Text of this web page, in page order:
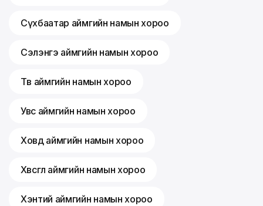
Сүхбаатар аймгийн намын хороо
Сэлэнгэ аймгийн намын хороо
Төв аймгийн намын хороо
Увс аймгийн намын хороо
Ховд аймгийн намын хороо
Хөвсгөл аймгийн намын хороо
Хэнтий аймгийн намын хороо